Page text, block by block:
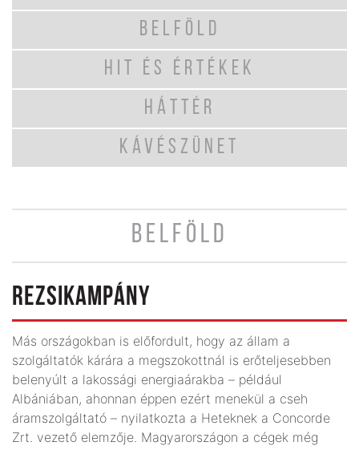
BELFÖLD
HIT ÉS ÉRTÉKEK
HÁTTÉR
KÁVÉSZÜNET
BELFÖLD
REZSIKAMPÁNY
Más országokban is előfordult, hogy az állam a
szolgáltatók kárára a megszokottnál is erőteljesebben
belenyúlt a lakossági energiaárakba – például
Albániában, ahonnan éppen ezért menekül a cseh
áramszolgáltató – nyilatkozta a Heteknek a Concorde
Zrt. vezető elemzője. Magyarországon a cégek még